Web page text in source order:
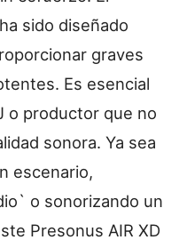
sido diseñado
graves
Es esencial
o productor que no
sonora. Ya sea
escenario,
o sonorizando un
Presonus AIR XD